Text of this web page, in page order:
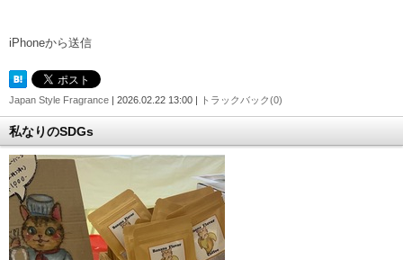
iPhoneから送信
Japan Style Fragrance | 2026.02.22 13:00 | トラックバック(0)
私なりのSDGs